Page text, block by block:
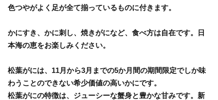
色つやがよく足が全て揃っているものに付きます。
かにすき、かに刺し、焼きがになど、食べ方は自在です。日
本海の恵をお楽しみください。
松葉がには、11月から3月までの5か月間の期間限定でしか味
わうことのできない希少価値の高いかにです。
松葉がにの特徴は、ジューシーな蟹身と豊かな甘みです。新